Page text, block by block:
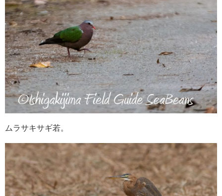
ムラサキサギ若。